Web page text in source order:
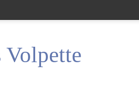
Volpette